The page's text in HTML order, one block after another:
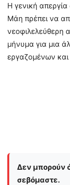
Η γενική απεργία
Μάη πρέπει να
νεοφιλελεύθερη
μήνυμα για μια
εργαζομένων και
Δεν μπορούν
σεβόμαστε.